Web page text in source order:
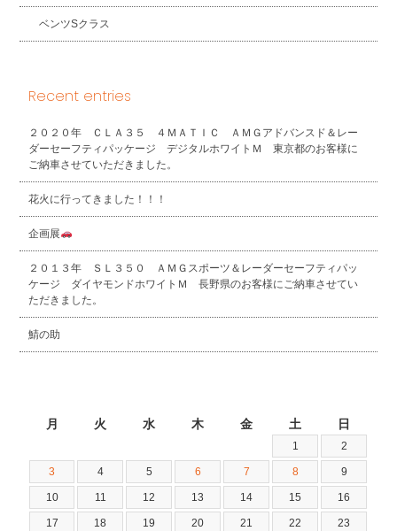
ベンツSクラス
Recent entries
２０２０年 ＣＬＡ３５ ４ＭＡＴＩＣ ＡＭＧアドバンスド＆レー
ダーセーフティパッケージ デジタルホワイトＭ 東京都のお客様に
ご納車させていただきました。
花火に行ってきました！！！
企画展
２０１３年 ＳＬ３５０ ＡＭＧスポーツ＆レーダーセーフティパッ
ケージ ダイヤモンドホワイトＭ 長野県のお客様にご納車させてい
ただきました。
鯖の助
月 火 水 木 金 土 日
1 2
3 4 5 6 7 8 9
10 11 12 13 14 15 16
17 18 19 20 21 22 23